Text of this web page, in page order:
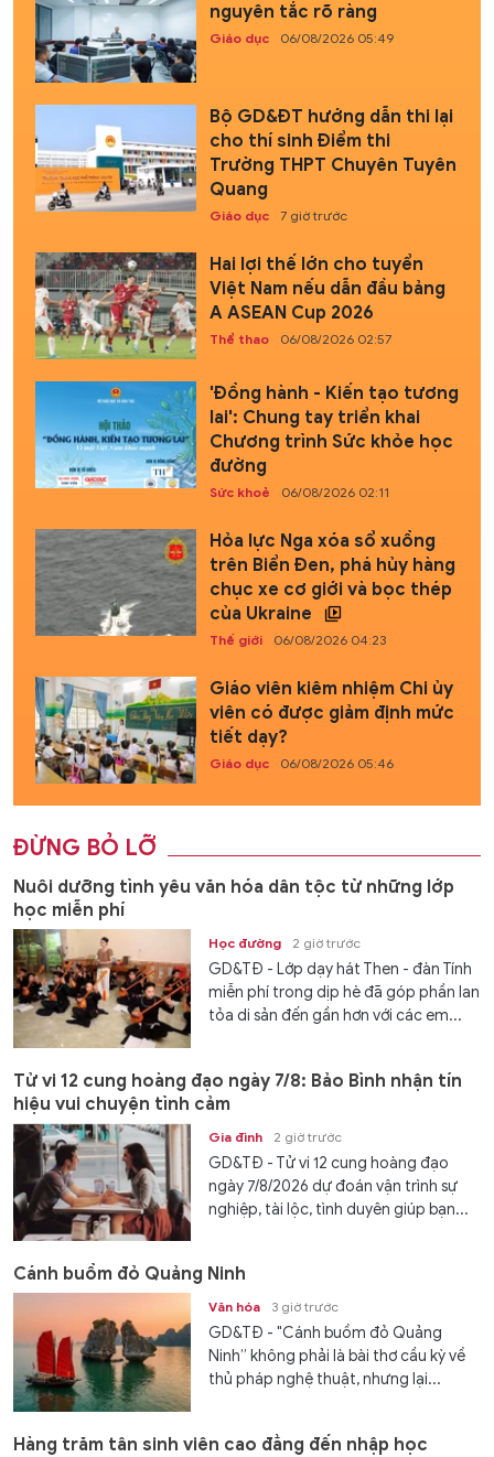
nguyên tắc rõ ràng
Giáo dục 06/08/2026 05:49
Bộ GD&ĐT hướng dẫn thi lại
cho thí sinh Điểm thi
Trường THPT Chuyên Tuyên
Quang
Giáo dục 7 giờ trước
Hai lợi thế lớn cho tuyển
Việt Nam nếu dẫn đầu bảng
A ASEAN Cup 2026
Thể thao 06/08/2026 02:57
'Đồng hành - Kiến tạo tương
lai': Chung tay triển khai
Chương trình Sức khỏe học
đường
Sức khoẻ 06/08/2026 02:11
Hỏa lực Nga xóa sổ xuồng
trên Biển Đen, phá hủy hàng
chục xe cơ giới và bọc thép
của Ukraine
Thế giới 06/08/2026 04:23
Giáo viên kiêm nhiệm Chi ủy
viên có được giảm định mức
tiết dạy?
Giáo dục 06/08/2026 05:46
ĐỪNG BỎ LỠ
Nuôi dưỡng tình yêu văn hóa dân tộc từ những lớp
học miễn phí
Học đường 2 giờ trước
GD&TĐ - Lớp dạy hát Then - đàn Tính
miễn phí trong dịp hè đã góp phần lan
tỏa di sản đến gần hơn với các em...
Tử vi 12 cung hoàng đạo ngày 7/8: Bảo Bình nhận tín
hiệu vui chuyện tình cảm
Gia đình 2 giờ trước
GD&TĐ - Tử vi 12 cung hoàng đạo
ngày 7/8/2026 dự đoán vận trình sự
nghiệp, tài lộc, tình duyên giúp bạn...
Cánh buồm đỏ Quảng Ninh
Văn hóa 3 giờ trước
GD&TĐ - "Cánh buồm đỏ Quảng
Ninh” không phải là bài thơ cầu kỳ về
thủ pháp nghệ thuật, nhưng lại...
Hàng trăm tân sinh viên cao đẳng đến nhập học